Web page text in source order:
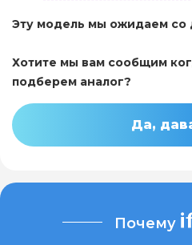
Эту модель мы ожидаем со
Хотите мы вам сообщим
подберем аналог?
Да,
Почему